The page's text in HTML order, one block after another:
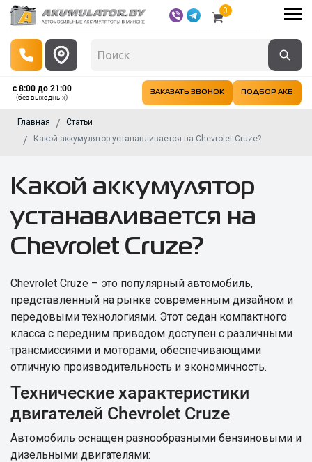
0
с 8:00 до 21:00
(без выходных)
ЗАКАЗАТЬ ЗВОНОК ПОДБОР АКБ
Главная
Статьи
Какой аккумулятор устанавливается на Chevrolet Cruze?
Какой аккумулятор
устанавливается на
Chevrolet Cruze?
Chevrolet Cruze – это популярный автомобиль,
представленный на рынке современным дизайном и
передовыми технологиями. Этот седан компактного
класса с передним приводом доступен с различными
трансмиссиями и моторами, обеспечивающими
отличную производительность и экономичность.
Технические характеристики
двигателей Chevrolet Cruze
Автомобиль оснащен разнообразными бензиновыми и
дизельными двигателями: